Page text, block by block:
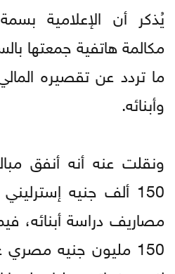
يُذكر أن الإعلامية
مكالمة هاتفية جمعتها
ما تردد عن تقصيره
وأبنائه.
ونقلت عنه أنه أنفق
150 ألف جنيه
مصاريف دراسة أبنائه،
150 مليون جنيه